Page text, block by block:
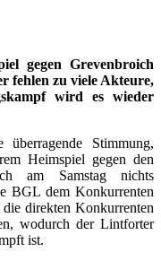
gegen Grevenbroich
fehlen zu viele Akteure,
wird es wieder
Stimmung,
Heimspiel gegen den
am Samstag nichts
BGL dem Konkurrenten
direkten Konkurrenten
wodurch der Lintforter
ist.